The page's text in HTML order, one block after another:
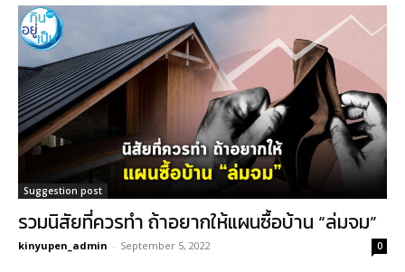
Suggestion post
รวมนิสัยที่ควรทำ ถ้าอยากให้แผนซื้อบ้าน “ล่มจม”
kinyupen_admin - September 5, 2022 0